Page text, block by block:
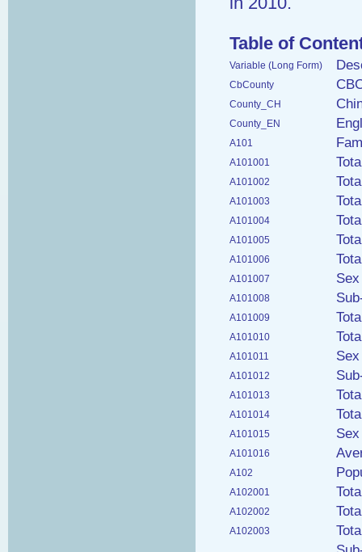
Table of
Variable (Long Form)
CbCounty
County_CH
County_EN
A101
A101001
A101002
A101003
A101004
A101005
A101006
A101007
A101008
A101009
A101010
A101011
A101012
A101013
A101014
A101015
A101016
A102
A102001
A102002
A102003